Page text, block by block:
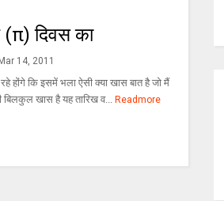
(π) दिवस का
Mar 14, 2011
होंगे कि इसमें भला ऐसी क्या खास बात है जो मैं
बिलकुल खास है यह तारिख व... Readmore